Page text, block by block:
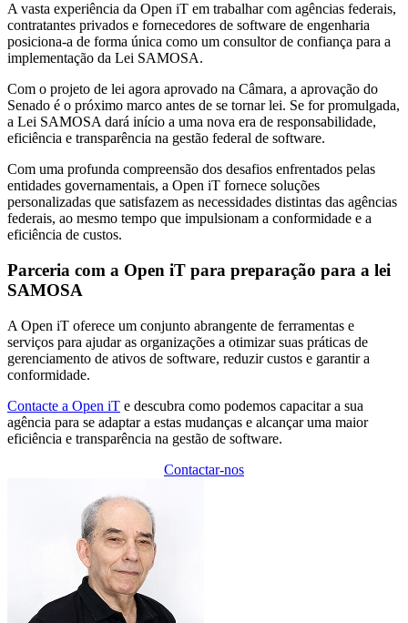
A vasta experiência da Open iT em trabalhar com agências federais,
contratantes privados e fornecedores de software de engenharia
posiciona-a de forma única como um consultor de confiança para a
implementação da Lei SAMOSA.
Com o projeto de lei agora aprovado na Câmara, a aprovação do
Senado é o próximo marco antes de se tornar lei. Se for promulgada,
a Lei SAMOSA dará início a uma nova era de responsabilidade,
eficiência e transparência na gestão federal de software.
Com uma profunda compreensão dos desafios enfrentados pelas
entidades governamentais, a Open iT fornece soluções
personalizadas que satisfazem as necessidades distintas das agências
federais, ao mesmo tempo que impulsionam a conformidade e a
eficiência de custos.
Parceria com a Open iT para preparação para a lei
SAMOSA
A Open iT oferece um conjunto abrangente de ferramentas e
serviços para ajudar as organizações a otimizar suas práticas de
gerenciamento de ativos de software, reduzir custos e garantir a
conformidade.
Contacte a Open iT e descubra como podemos capacitar a sua
agência para se adaptar a estas mudanças e alcançar uma maior
eficiência e transparência na gestão de software.
Contactar-nos